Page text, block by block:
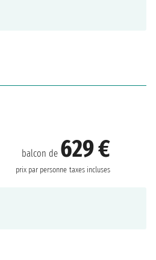
balcon de 629 €
prix par personne taxes incluses